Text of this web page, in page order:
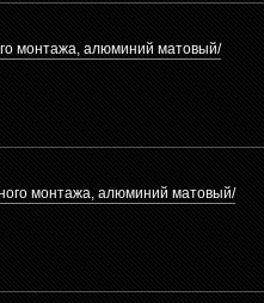
монтажа, алюминий матовый/
монтажа, алюминий матовый/